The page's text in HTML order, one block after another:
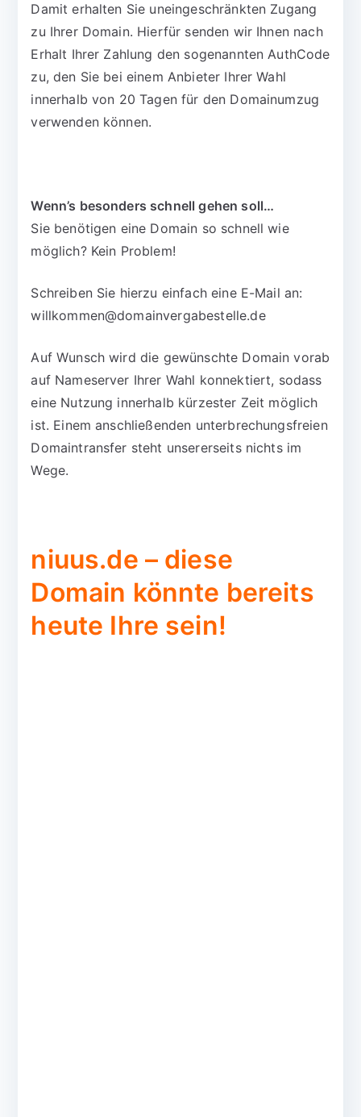
Damit erhalten Sie uneingeschränkten Zugang
zu Ihrer Domain. Hierfür senden wir Ihnen nach
Erhalt Ihrer Zahlung den sogenannten AuthCode
zu, den Sie bei einem Anbieter Ihrer Wahl
innerhalb von 20 Tagen für den Domainumzug
verwenden können.
Wenn’s besonders schnell gehen soll…
Sie benötigen eine Domain so schnell wie
möglich? Kein Problem!
Schreiben Sie hierzu einfach eine E-Mail an:
willkommen@domainvergabestelle.de
Auf Wunsch wird die gewünschte Domain vorab
auf Nameserver Ihrer Wahl konnektiert, sodass
eine Nutzung innerhalb kürzester Zeit möglich
ist. Einem anschließenden unterbrechungsfreien
Domaintransfer steht unsererseits nichts im
Wege.
niuus.de – diese
Domain könnte bereits
heute Ihre sein!